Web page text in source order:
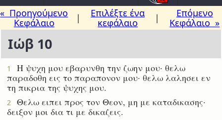
« Προηγούμενο
Κεφάλαιο
|
Επιλέξτε ένα
κεφάλαιο
|
Επόμενο
Κεφάλαιο »
Ιώβ 10
1
Η ψυχη μου εβαρυνθη την ζωην μου· θελω
παραδοθη εις το παραπονον μου· θελω λαλησει εν
τη πικρια της ψυχης μου.
2
Θελω ειπει προς τον Θεον, μη με καταδικασης·
δειξον μοι δια τι με δικαζεις.